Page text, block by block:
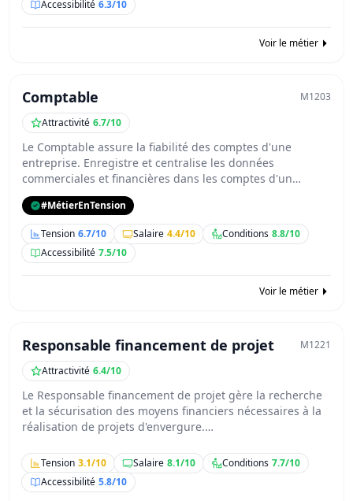
Accessibilité 6.3/10
Voir le métier
Comptable
M1203
Attractivité 6.7/10
Le Comptable assure la fiabilité des comptes d'une
entreprise. Enregistre et centralise les données
commerciales et financières dans les comptes d'un…
#MétierEnTension
Tension 6.7/10 Salaire 4.4/10 Conditions 8.8/10
Accessibilité 7.5/10
Voir le métier
Responsable financement de projet
M1221
Attractivité 6.4/10
Le Responsable financement de projet gère la recherche
et la sécurisation des moyens financiers nécessaires à la
réalisation de projets d'envergure.…
Tension 3.1/10 Salaire 8.1/10 Conditions 7.7/10
Accessibilité 5.8/10